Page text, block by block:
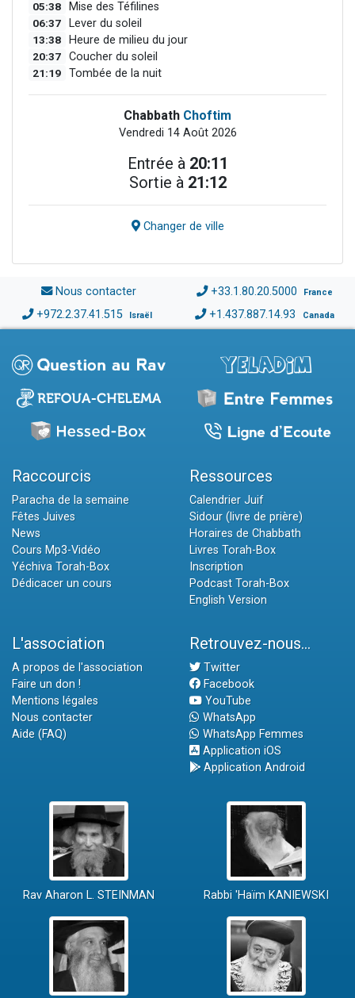
05:38 Mise des Téfilines
06:37 Lever du soleil
13:38 Heure de milieu du jour
20:37 Coucher du soleil
21:19 Tombée de la nuit
Chabbath Choftim
Vendredi 14 Août 2026
Entrée à 20:11
Sortie à 21:12
Changer de ville
Nous contacter +33.1.80.20.5000 France
+972.2.37.41.515 Israël +1.437.887.14.93 Canada
Raccourcis
Paracha de la semaine
Fêtes Juives
News
Cours Mp3-Vidéo
Yéchiva Torah-Box
Dédicacer un cours
Ressources
Calendrier Juif
Sidour (livre de prière)
Horaires de Chabbath
Livres Torah-Box
Inscription
Podcast Torah-Box
English Version
L'association
A propos de l'association
Faire un don !
Mentions légales
Nous contacter
Aide (FAQ)
Retrouvez-nous...
Twitter
Facebook
YouTube
WhatsApp
WhatsApp Femmes
Application iOS
Application Android
Rav Aharon L. STEINMAN Rabbi 'Haïm KANIEWSKI